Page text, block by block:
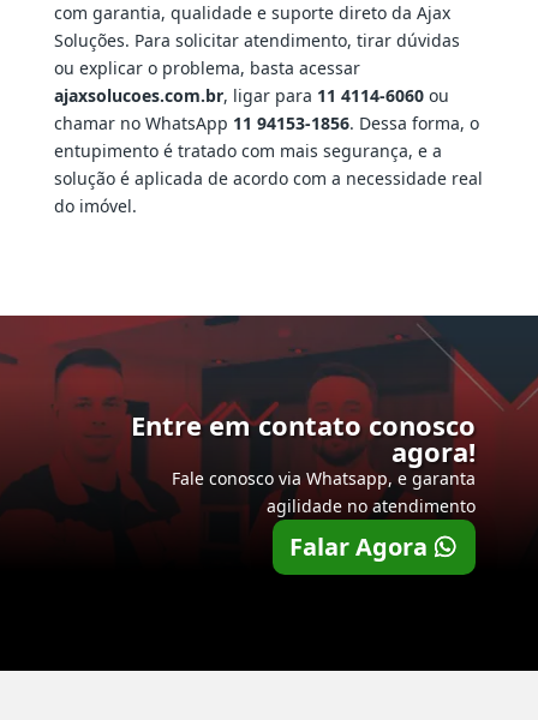
com garantia, qualidade e suporte direto da Ajax
Soluções. Para solicitar atendimento, tirar dúvidas
ou explicar o problema, basta acessar
ajaxsolucoes.com.br, ligar para 11 4114-6060ou
chamar no WhatsApp 11 94153-1856. Dessa forma, o
entupimento é tratado com mais segurança, e a
solução é aplicada de acordo com a necessidade real
do imóvel.
Entre em contato conosco
agora!
Fale conosco via Whatsapp, e garanta
agilidade no atendimento
Falar Agora